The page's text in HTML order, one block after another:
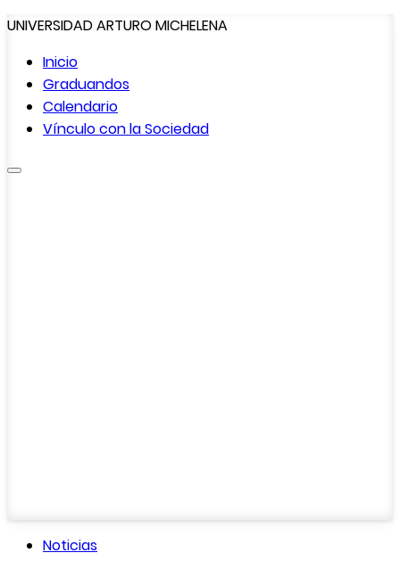
UNIVERSIDAD ARTURO MICHELENA
Inicio
Graduandos
Calendario
Vínculo con laSociedad
Noticias